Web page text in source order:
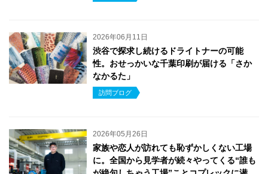
2026年06月11日
渋谷で探求し続けるドライトナーの可能
性。おせっかいな千葉印刷が届ける「さか
なかるた」
訪問ブログ
2026年05月26日
家族や恋人が訪れても恥ずかしくない工場
に。全国から見学者が続々やってくる“誰も